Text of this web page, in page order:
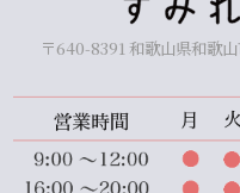
〒640-8391 和歌山県和歌